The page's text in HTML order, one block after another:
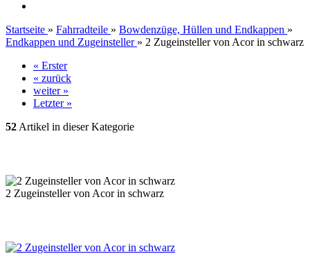
Startseite » Fahrradteile » Bowdenzüge, Hüllen und Endkappen »
Endkappen und Zugeinsteller » 2 Zugeinsteller von Acor in schwarz
« Erster
« zurück
weiter »
Letzter »
52 Artikel in dieser Kategorie
2 Zugeinsteller von Acor in schwarz